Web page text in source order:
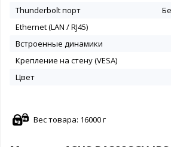
Thunderbolt порт
Ethernet (LAN / RJ45)
Встроенные динамики
Крепление на стену (VESA)
Цвет
Вес товара: 16000 г